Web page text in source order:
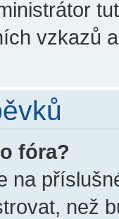
vzkazů
fóra?
na
než